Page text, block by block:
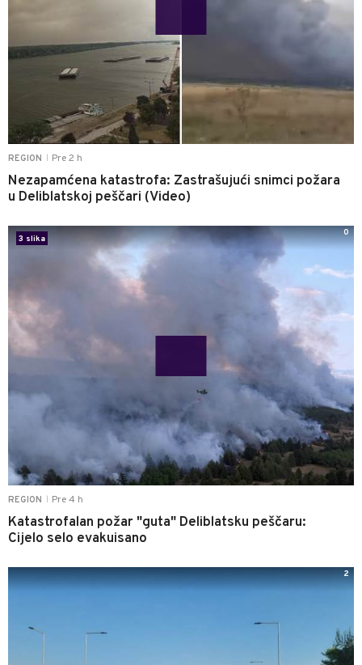
REGION Pre 2 h
Nezapamćena katastrofa: Zastrašujući snimci požara
u Deliblatskoj peščari (Video)
REGION Pre 4 h
Katastrofalan požar "guta" Deliblatsku peščaru:
Cijelo selo evakuisano
3 slika
0
2